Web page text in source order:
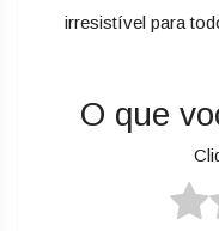
irresistível para
O que